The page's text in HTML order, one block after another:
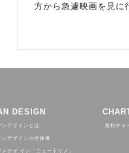
方から急遽映画を見に
DESIGN
ンデザインとは
ンデザインの全体像
ンデザ イン「ニュートリノ」
無料チャ